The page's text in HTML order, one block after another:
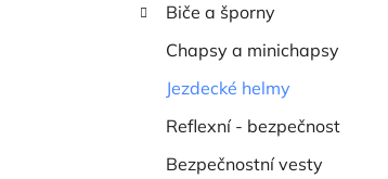
Biče a šporny
Chapsy a minichapsy
Jezdecké helmy
Reflexní - bezpečnost
Bezpečnostní vesty